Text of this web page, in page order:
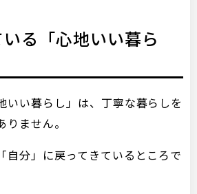
る「心地いい暮ら
いい暮らし」は、丁寧な暮らしを
ません。
自分」に戻ってきているところで